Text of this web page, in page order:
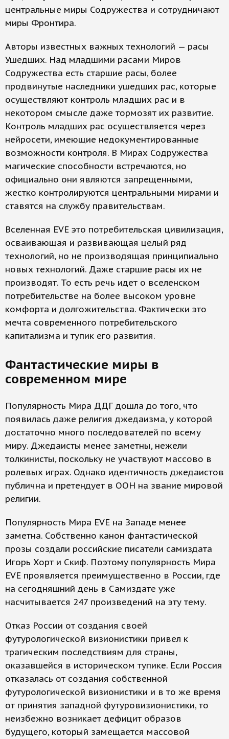
центральные миры Содружества и сотрудничают
миры Фронтира.
Авторы известных важных технологий — расы
Ушедших. Над младшими расами Миров
Содружества есть старшие расы, более
продвинутые наследники ушедших рас, которые
осуществляют контроль младших рас и в
некотором смысле даже тормозят их развитие.
Контроль младших рас осуществляется через
нейросети, имеющие недокументированные
возможности контроля. В Мирах Содружества
магические способности встречаются, но
официально они являются запрещенными,
жестко контролируются центральными мирами и
ставятся на службу правительствам.
Вселенная EVE это потребительская цивилизация,
осваивающая и развивающая целый ряд
технологий, но не производящая принципиально
новых технологий. Даже старшие расы их не
производят. То есть речь идет о вселенском
потребительстве на более высоком уровне
комфорта и долгожительства. Фактически это
мечта современного потребительского
капитализма и тупик его развития.
Фантастические миры в
современном мире
Популярность Мира ДДГ дошла до того, что
появилась даже религия джедаизма, у которой
достаточно много последователей по всему
миру. Джедаисты менее заметны, нежели
толкинисты, поскольку не участвуют массово в
ролевых играх. Однако идентичность джедаистов
публична и претендует в ООН на звание мировой
религии.
Популярность Мира EVE на Западе менее
заметна. Собственно канон фантастической
прозы создали российские писатели самиздата
Игорь Хорт и Скиф. Поэтому популярность Мира
EVE проявляется преимущественно в России, где
на сегодняшний день в Самиздате уже
насчитывается 247 произведений на эту тему.
Отказ России от создания своей
футурологической визионистики привел к
трагическим последствиям для страны,
оказавшейся в историческом тупике. Если Россия
отказалась от создания собственной
футурологической визионистики и в то же время
от принятия западной футуровизионистики, то
неизбежно возникает дефицит образов
будущего, который замещается массовой